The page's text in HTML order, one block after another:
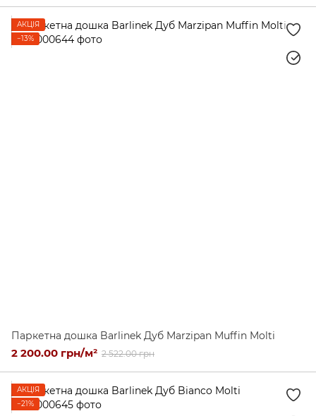
АКЦІЯ
−13%
Паркетна дошка Barlinek Дуб Marzipan Muffin Molti
2 200.00 грн/м² 2 522.00 грн
АКЦІЯ
−21%